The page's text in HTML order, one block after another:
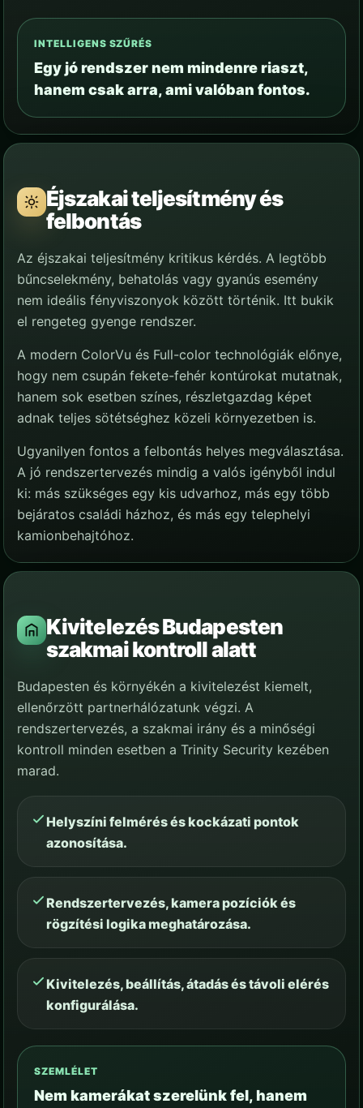
INTELLIGENS SZŰRÉS
Egy jó rendszer nem mindenre riaszt,
hanem csak arra, ami valóban fontos.
Éjszakai teljesítmény és
felbontás
Az éjszakai teljesítmény kritikus kérdés. A legtöbb
bűncselekmény, behatolás vagy gyanús esemény
nem ideális fényviszonyok között történik. Itt bukik
el rengeteg gyenge rendszer.
A modern ColorVu és Full-color technológiák előnye,
hogy nem csupán fekete-fehér kontúrokat mutatnak,
hanem sok esetben színes, részletgazdag képet
adnak teljes sötétséghez közeli környezetben is.
Ugyanilyen fontos a felbontás helyes megválasztása.
A jó rendszertervezés mindig a valós igényből indul
ki: más szükséges egy kis udvarhoz, más egy több
bejáratos családi házhoz, és más egy telephelyi
kamionbehajtóhoz.
Kivitelezés Budapesten
szakmai kontroll alatt
Budapesten és környékén a kivitelezést kiemelt,
ellenőrzött partnerhálózatunk végzi. A
rendszertervezés, a szakmai irány és a minőségi
kontroll minden esetben a Trinity Security kezében
marad.
Helyszíni felmérés és kockázati pontok
azonosítása.
Rendszertervezés, kamera pozíciók és
rögzítési logika meghatározása.
Kivitelezés, beállítás, átadás és távoli elérés
konfigurálása.
SZEMLÉLET
Nem kamerákat szerelünk fel, hanem